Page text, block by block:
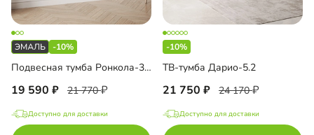
-10%
Подвесная тумба Ронкола-3.1 Эмаль
19 590 21 770
Доступно для доставки
-10%
ТВ-тумба Дарио-5.2
21 750 24 170
Доступно для доставки